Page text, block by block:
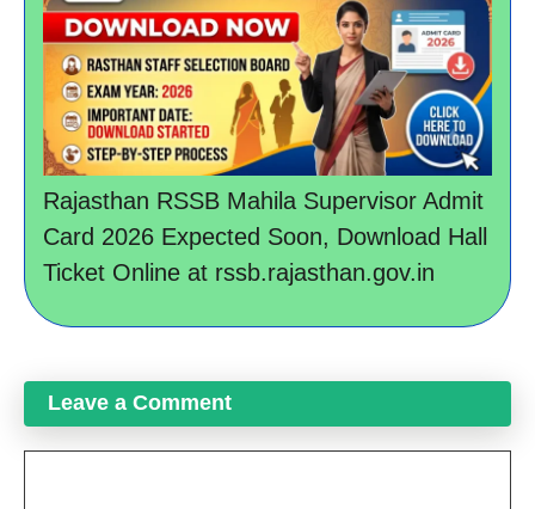
Rajasthan RSSB Mahila Supervisor Admit
Card 2026 Expected Soon, Download Hall
Ticket Online at rssb.rajasthan.gov.in
Leave a Comment